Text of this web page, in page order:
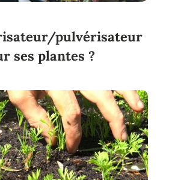
pulvérisateur
ses plantes ?